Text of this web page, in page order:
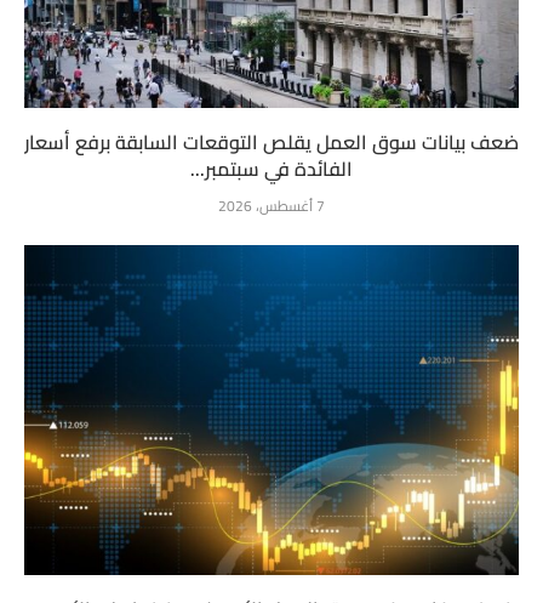
ضعف بيانات سوق العمل يقلص التوقعات السابقة برفع أسعار
الفائدة في سبتمبر...
7 أغسطس، 2026